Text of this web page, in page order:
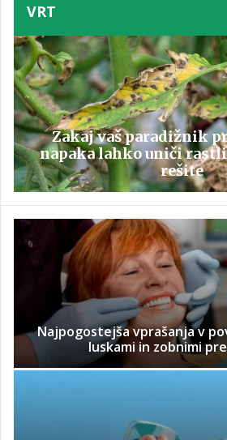
VRT
Zakaj vaš paradižnik
napaka lahko uniči
rešite
Najpogostejša vprašanja v
luskami in zobnimi